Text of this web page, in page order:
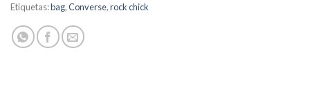
Etiquetas:bag,Converse,rock chick